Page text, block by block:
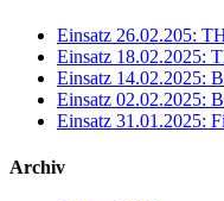
Einsatz 26.02.205:
Einsatz 18.02.2025:
Einsatz 14.02.2025:
Einsatz 02.02.2025:
Einsatz 31.01.2025:
Archiv